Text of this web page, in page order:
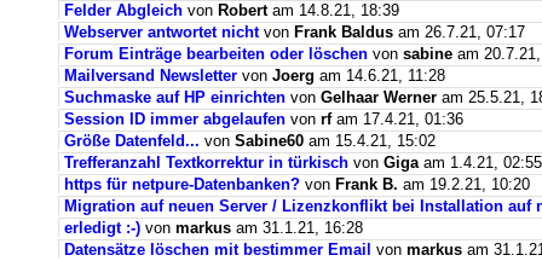
Felder Abgleich von Robertam 14.8.21, 18:39
Webserver antwortet nichtvon Frank Baldus am 26.7.21, 07:17
Forum Einträge bearbeiten oder löschen von sabine am
Mailversand Newsletter von Joerg am 14.6.21, 11:28
Suchmaske auf HP einrichten von Gelhaar Werner am 25.5.21,
Session ID immer abgelaufen von rfam 17.4.21, 01:36
Größe Datenfeld... von Sabine60 am 15.4.21, 15:02
Trefferanzahl Textkorrektur in türkisch von Gigaam 1.4.21, 02:55
https für netpure-Datenbanken? von Frank B. am 19.2.21, 10:20
Migration auf neuen Server / Lizenzkonflikt bei Installation auf
erledigt :-) von markus am 31.1.21, 16:28
Datensätze löschen mit bestimmer Email von markus am